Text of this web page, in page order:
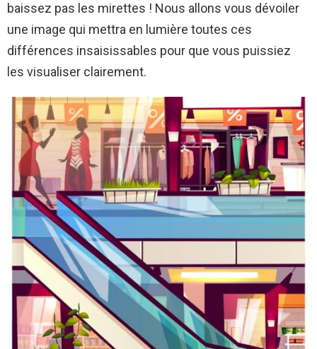
baissez pas les mirettes ! Nous allons vous dévoiler
une image qui mettra en lumière toutes ces
différences insaisissables pour que vous puissiez
les visualiser clairement.